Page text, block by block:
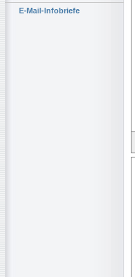
E-Mail-Infobriefe